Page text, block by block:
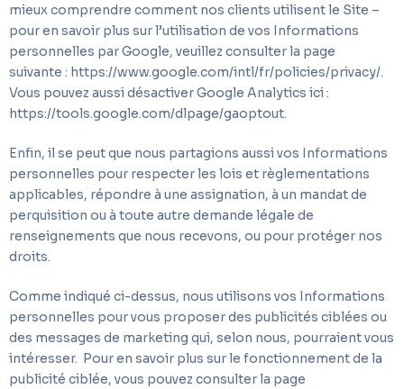
mieux comprendre comment nos clients utilisent le Site –
pour en savoir plus sur l’utilisation de vos Informations
personnelles par Google, veuillez consulter la page
suivante : https://www.google.com/intl/fr/policies/privacy/.
Vous pouvez aussi désactiver Google Analytics ici :
https://tools.google.com/dlpage/gaoptout.
Enfin, il se peut que nous partagions aussi vos Informations
personnelles pour respecter les lois et règlementations
applicables, répondre à une assignation, à un mandat de
perquisition ou à toute autre demande légale de
renseignements que nous recevons, ou pour protéger nos
droits.
Comme indiqué ci-dessus, nous utilisons vos Informations
personnelles pour vous proposer des publicités ciblées ou
des messages de marketing qui, selon nous, pourraient vous
intéresser. Pour en savoir plus sur le fonctionnement de la
publicité ciblée, vous pouvez consulter la page